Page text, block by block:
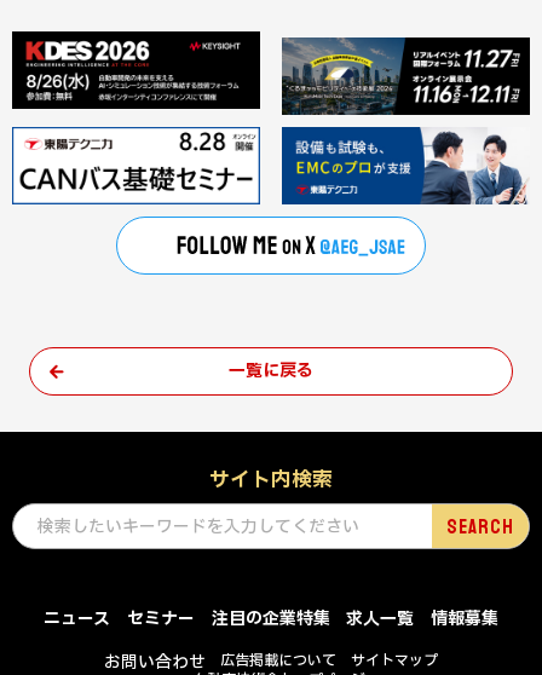
一覧に戻る
サイト内検索
ニュース セミナー 注目の企業特集 求人一覧
情報募集
お問い合わせ
広告掲載について
サイトマップ